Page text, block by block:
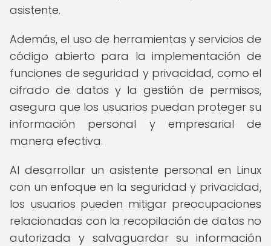
asistente.
Además, el uso de herramientas y servicios de
código abierto para la implementación de
funciones de seguridad y privacidad, como el
cifrado de datos y la gestión de permisos,
asegura que los usuarios puedan proteger su
información personal y empresarial de
manera efectiva.
Al desarrollar un asistente personal en Linux
con un enfoque en la seguridad y privacidad,
los usuarios pueden mitigar preocupaciones
relacionadas con la recopilación de datos no
autorizada y salvaguardar su información